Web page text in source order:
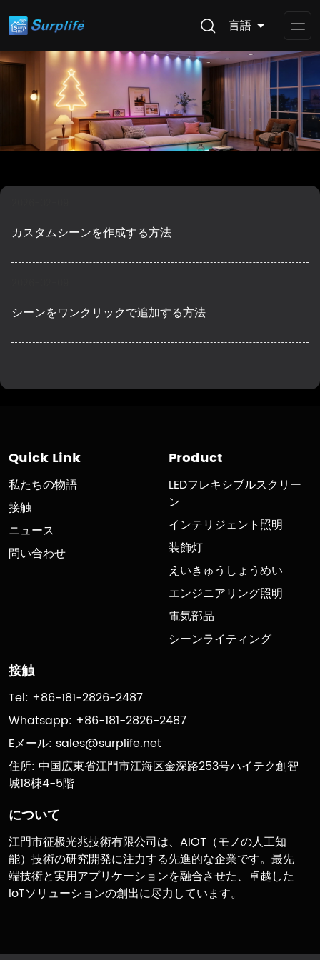
言語
カスタムシーンを作成する方法
シーンをワンクリックで追加する方法
Quick Link
私たちの物語
接触
ニュース
問い合わせ
Product
LEDフレキシブルスクリー
ン
インテリジェント照明
装飾灯
えいきゅうしょうめい
エンジニアリング照明
電気部品
シーンライティング
接触
Tel: +86-181-2826-2487
Whatsapp: +86-181-2826-2487
Eメール: sales@surplife.net
住所: 中国広東省江門市江海区金深路253号ハイテク創智
城18棟4-5階
について
江門市征极光兆技術有限公司は、AIOT（モノの人工知
能）技術の研究開発に注力する先進的な企業です。最先
端技術と実用アプリケーションを融合させた、卓越した
IoTソリューションの創出に尽力しています。